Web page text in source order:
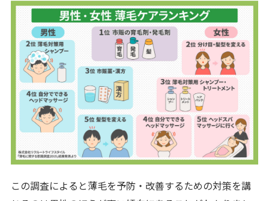
この調査によると薄毛を予防・改善するための対策を講